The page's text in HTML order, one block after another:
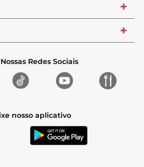
+
+
Redes Sociais
nosso aplicativo